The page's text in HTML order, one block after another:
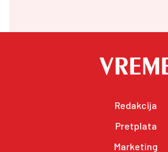
Redakcija
Pretplata
Marketing